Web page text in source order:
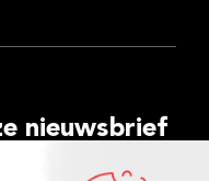
nieuwsbrief